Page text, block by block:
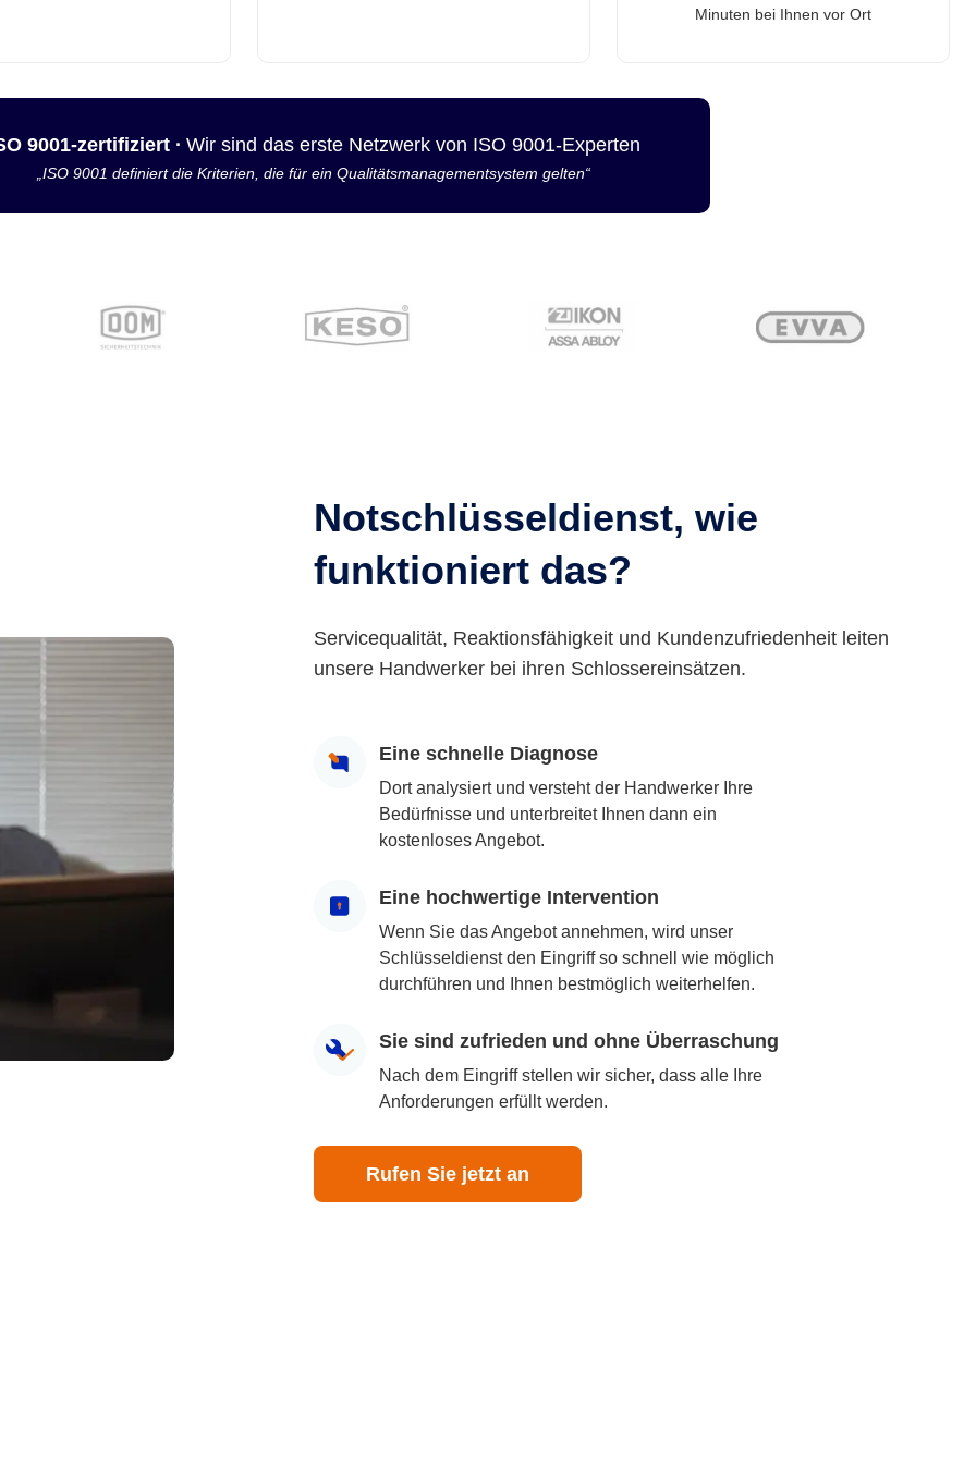
Minuten bei Ihnen vor Ort
9001-zertifiziert · Wir sind das erste Netzwerk von ISO 9001-Experten
„ISO 9001 definiert die Kriterien, die für ein Qualitätsmanagementsystem gelten“
Notschlüsseldienst, wie
funktioniert das?
Servicequalität, Reaktionsfähigkeit und Kundenzufriedenheit leiten
unsere Handwerker bei ihren Schlossereinsätzen.
Eine schnelle Diagnose
Dort analysiert und versteht der Handwerker Ihre
Bedürfnisse und unterbreitet Ihnen dann ein
kostenloses Angebot.
Eine hochwertige Intervention
Wenn Sie das Angebot annehmen, wird unser
Schlüsseldienst den Eingriff so schnell wie möglich
durchführen und Ihnen bestmöglich weiterhelfen.
Sie sind zufrieden und ohne Überraschung
Nach dem Eingriff stellen wir sicher, dass alle Ihre
Anforderungen erfüllt werden.
Rufen Sie jetzt an